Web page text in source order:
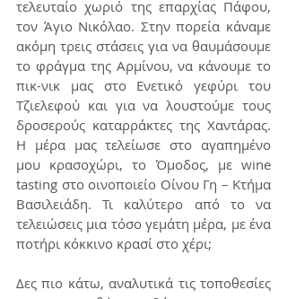
τελευταίο χωριό της επαρχίας Πάφου,
τον Άγιο Νικόλαο. Στην πορεία κάναμε
ακόμη τρεις στάσεις για να θαυμάσουμε
το φράγμα της Αρμίνου, να κάνουμε το
πικ-νικ μας στο Ενετικό γεφύρι του
Τζιελεφού και για να λουστούμε τους
δροσερούς καταρράκτες της Χαντάρας.
Η μέρα μας τελείωσε στο αγαπημένο
μου κρασοχώρι, το Όμοδος, με wine
tasting στο οινοποιείο Οίνου Γη – Κτήμα
Βασιλειάδη. Τι καλύτερο από το να
τελειώσεις μια τόσο γεμάτη μέρα, με ένα
ποτήρι κόκκινο κρασί στο χέρι;
Δες πιο κάτω, αναλυτικά τις τοποθεσίες